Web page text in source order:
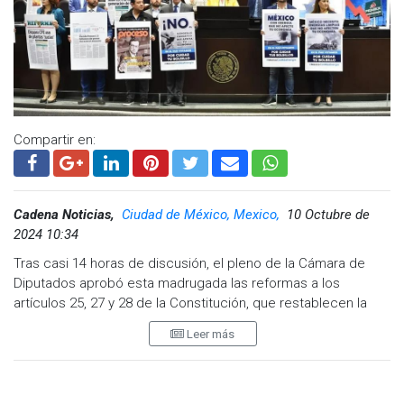
Whatsapp:@CadenaNoticias | Telegram:@CadenaNoticias
Compartir en:
Cadena Noticias, Ciudad de México, Mexico,
10 Octubre de
2024 10:34
Tras casi 14 horas de discusión, el pleno de la Cámara de
Diputados aprobó esta madrugada las reformas a los
artículos 25, 27 y 28 de la Constitución, que restablecen la
denominación de "empresas públicas" del Estado para
Pemex y la Comisión Federal de Electricidad (CFE). La
votación fue aprobada en lo particular con 350 votos a favor,
Leer más